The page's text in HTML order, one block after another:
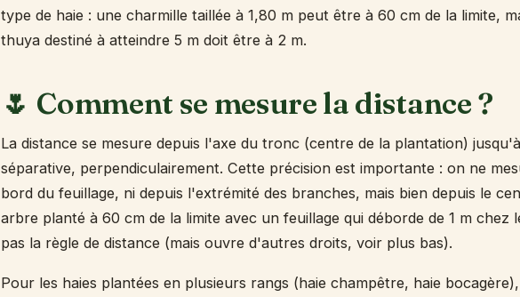
type de haie : une charmille taillée à 1,80 m peut être à 60 cm de la limite,
thuya destiné à atteindre 5 m doit être à 2 m.
🌷 Comment se mesure la distance ?
La distance se mesure depuis l'axe du tronc (centre de la plantation)
séparative, perpendiculairement. Cette précision est importante : on ne
bord du feuillage, ni depuis l'extrémité des branches, mais bien depuis le
arbre planté à 60 cm de la limite avec un feuillage qui déborde de 1 m chez
pas la règle de distance (mais ouvre d'autres droits, voir plus bas).
Pour les haies plantées en plusieurs rangs (haie champêtre, haie